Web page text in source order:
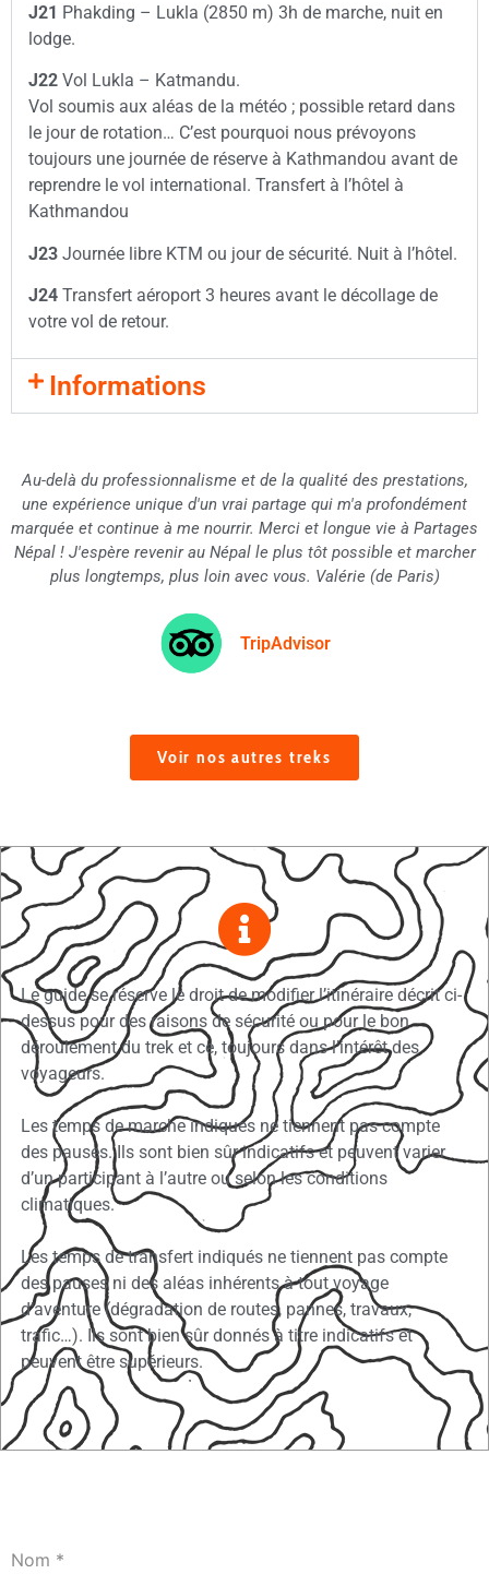
J21 Phakding – Lukla (2850 m) 3h de marche, nuit en
lodge.
J22 Vol Lukla – Katmandu.
Vol soumis aux aléas de la météo ; possible retard dans
le jour de rotation… C’est pourquoi nous prévoyons
toujours une journée de réserve à Kathmandou avant de
reprendre le vol international. Transfert à l’hôtel à
Kathmandou
J23 Journée libre KTM ou jour de sécurité. Nuit à l’hôtel.
J24 Transfert aéroport 3 heures avant le décollage de
votre vol de retour.
Informations
Au-delà du professionnalisme et de la qualité des prestations,
une expérience unique d'un vrai partage qui m'a profondément
marquée et continue à me nourrir. Merci et longue vie à Partages
Népal ! J'espère revenir au Népal le plus tôt possible et marcher
plus longtemps, plus loin avec vous. Valérie (de Paris)
TripAdvisor
Voir nos autres treks
Le guide se réserve le droit de modifier l’itinéraire décrit ci-
dessus pour des raisons de sécurité ou pour le bon
déroulement du trek et ce, toujours dans l’intérêt des
voyageurs.
Les temps de marche indiqués ne tiennent pas compte
des pauses. Ils sont bien sûr indicatifs et peuvent varier
d’un participant à l’autre ou selon les conditions
climatiques.
Les temps de transfert indiqués ne tiennent pas compte
des pauses ni des aléas inhérents à tout voyage
d’aventure (dégradation de routes, pannes, travaux,
trafic…). Ils sont bien sûr donnés à titre indicatifs et
peuvent être supérieurs.
Nom *